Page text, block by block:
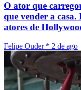
O ator que
que vender a casa.
atores de
Felipe Ouder * 2 de ago